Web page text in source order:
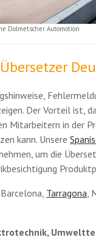
Dolmetscher Automotion
Der Vorteil ist,
Mitarbeitern in der
kann. Unsere
um die
Tarragona,